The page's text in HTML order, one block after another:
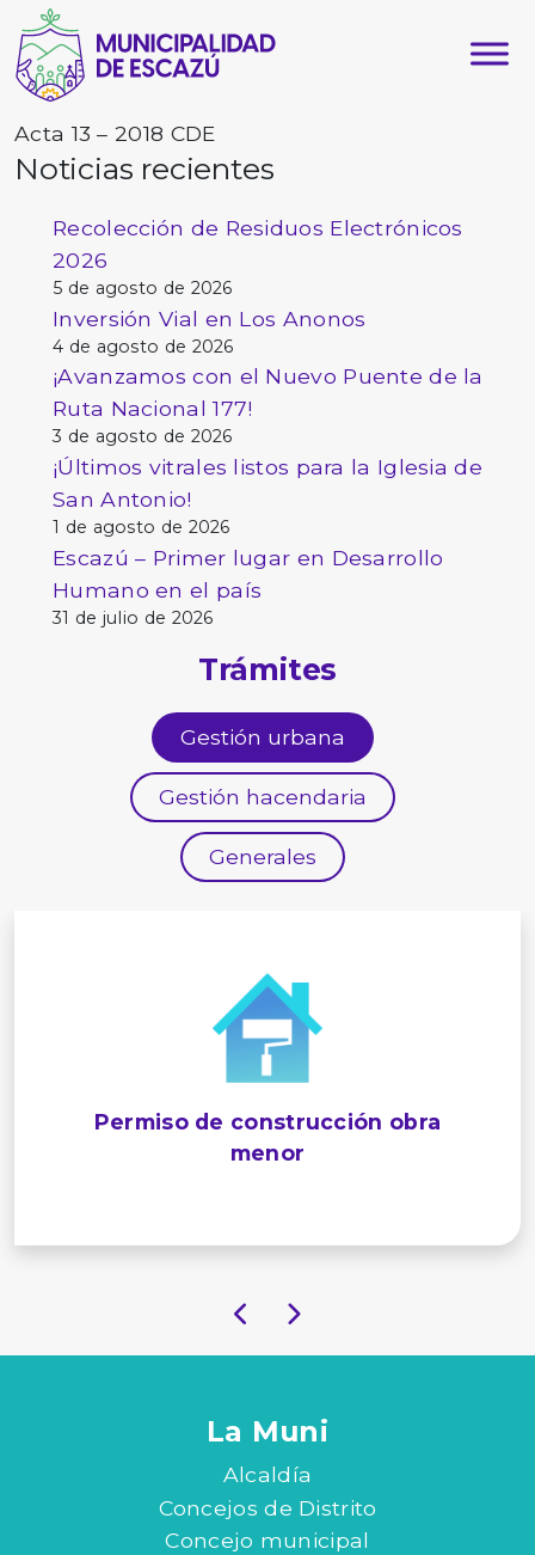
Acta 13 – 2018 CDE
Noticias recientes
Recolección de Residuos Electrónicos
2026
5 de agosto de 2026
Inversión Vial en Los Anonos
4 de agosto de 2026
¡Avanzamos con el Nuevo Puente de la
Ruta Nacional 177!
3 de agosto de 2026
¡Últimos vitrales listos para la Iglesia de
San Antonio!
1 de agosto de 2026
Escazú – Primer lugar en Desarrollo
Humano en el país
31 de julio de 2026
Trámites
Gestión urbana
Gestión hacendaria
Generales
Permiso de construcción obra
menor
La Muni
Alcaldía
Concejos de Distrito
Concejo municipal